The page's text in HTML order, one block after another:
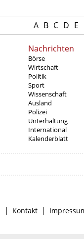
A B C D E
Nachrichten
Börse
Wirtschaft
Politik
Sport
Wissenschaft
Ausland
Polizei
Unterhaltung
International
Kalenderblatt
| Kontakt |